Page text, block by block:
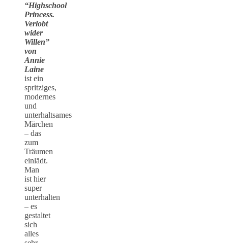
“Highschool
Princess.
Verlobt
wider
Willen”
von
Annie
Laine
ist ein
spritziges,
modernes
und
unterhaltsames
Märchen
– das
zum
Träumen
einlädt.
Man
ist hier
super
unterhalten
– es
gestaltet
sich
alles